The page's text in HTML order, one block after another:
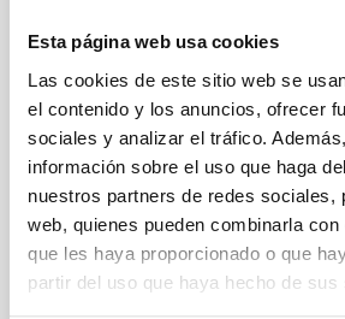
Esta página web usa cookies
Las cookies de este sitio web se
el contenido y los anuncios, ofrecer
sociales y analizar el tráfico.
información sobre el uso que haga
nuestros partners de redes sociales,
web, quienes pueden combinarla
que les haya proporcionado o que
partir del uso que haya hecho de sus
proximity, SGFs are ideal for
properties, stellar population, and
much more detail. The COS Legacy
SurveY (CLASSY) is a treasury
Dr. Karla Z. Arellano-Cordova
Pleyades
5 Sep 2023 - 10:30 Europe/
Anteriores